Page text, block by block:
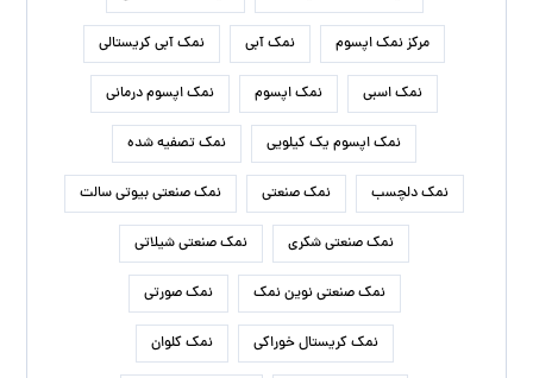
مرکز نمک اپسوم نمک آبی نمک آبی کریستالی
نمک اسبی نمک اپسوم نمک اپسوم درمانی
نمک اپسوم یک کیلویی نمک تصفیه شده
نمک دلچسب نمک صنعتی نمک صنعتی بیوتی سالت
نمک صنعتی شکری نمک صنعتی شیلاتی
نمک صنعتی نوین نمک نمک صورتی
نمک کریستال خوراکی نمک کلوان